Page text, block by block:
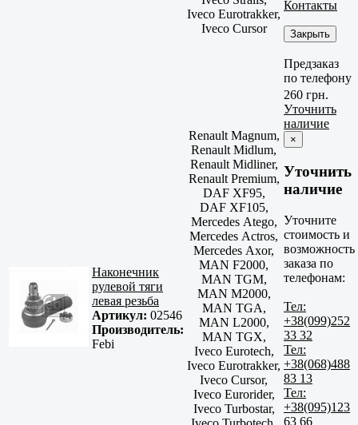
Iveco Eurotrakker,
Iveco Cursor
Контакты
Закрыть
Предзаказ
по телефону
Наконечник
рулевой тяги
левая резьба
Артикул: 02546
Производитель:
Febi
Renault Magnum,
Renault Midlum,
Renault Midliner,
Renault Premium,
DAF XF95,
DAF XF105,
Mercedes Atego,
Mercedes Actros,
Mercedes Axor,
MAN F2000,
MAN TGM,
MAN M2000,
MAN TGA,
MAN L2000,
MAN TGX,
Iveco Eurotech,
Iveco Eurotrakker,
Iveco Cursor,
Iveco Eurorider,
Iveco Turbostar,
260 грн.
Уточнить
наличие
×
Уточнить
наличие
Уточните
стоимость и
возможность
заказа по
телефонам:
Тел:
+38(099)252
33 32
Тел:
+38(068)488
83 13
Тел:
+38(095)123
63 66